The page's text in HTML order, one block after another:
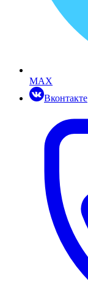
MAX
Вконтакте